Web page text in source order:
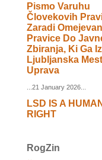
Pismo Varuhu
Človekovih
Zaradi
Pravice Do
Zbiranja, Ki Ga
Ljubljanska
Uprava
...21 January 2026...
LSD IS A HUMAN
RIGHT
RogZin